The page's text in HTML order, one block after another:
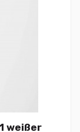
weißer